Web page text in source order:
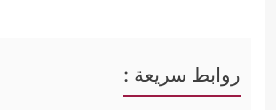
تكون الأجواء مهيَّأة
روابط سريعة :